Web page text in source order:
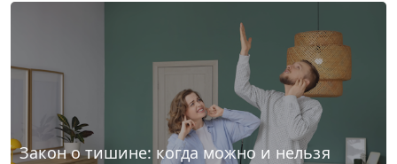
Закон о тишине: когда можно и нельзя